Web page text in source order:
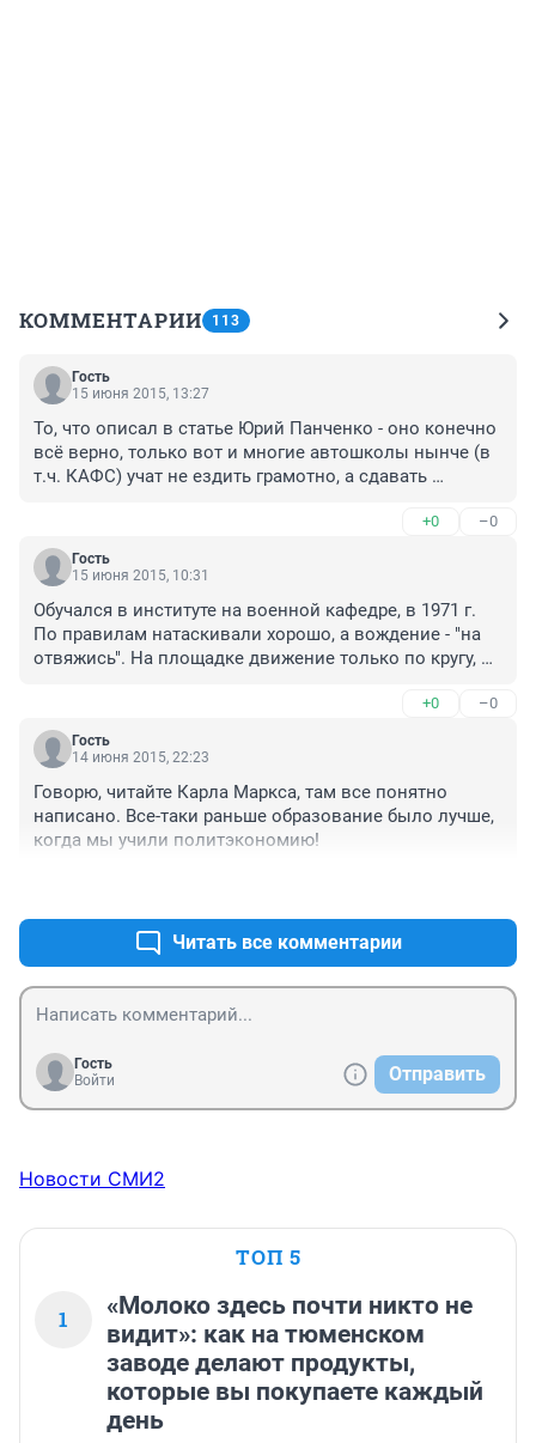
КОММЕНТАРИИ 113
Гость
15 июня 2015, 13:27
То, что описал в статье Юрий Панченко - оно конечно
всё верно, только вот и многие автошколы нынче (в
т.ч. КАФС) учат не ездить грамотно, а сдавать
То как сегодня ездят многие учебные машины по
городу, является дополнительным подтверждением,
красноречиво говорящем об уровне подготовки
+0 –0
Гость
15 июня 2015, 10:31
Обучался в институте на военной кафедре, в 1971 г.
По правилам натаскивали хорошо, а вождение - "на
отвяжись". На площадке движение только по кругу,
Вывезли нас на окраину города. Интенсивность
движения в те годы - можете себе представить. С
места тронулся, на 2-ю переключился. Всё:
самостоятельно, благо, повторюсь, интенсивность
движения была на порядок ниже теперешней.
+0 –0
Гость
14 июня 2015, 22:23
Говорю, читайте Карла Маркса, там все понятно
написано. Все-таки раньше образование было лучше,
когда мы учили политэкономию!
Читать все комментарии
Гость
Войти
Отправить
Новости СМИ2
ТОП 5
1
«Молоко здесь почти никто не
видит»: как на тюменском
заводе делают продукты,
которые вы покупаете каждый
день